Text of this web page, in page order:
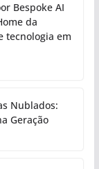
Bespoke AI
da
tecnologia em
Nublados:
Geração